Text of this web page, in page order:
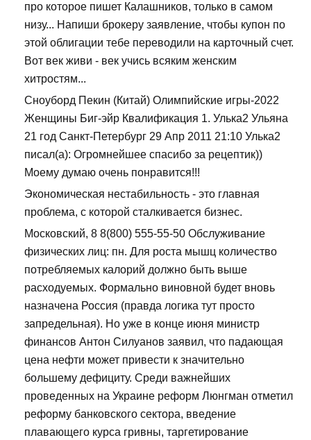
про которое пишет Калашников, только в самом
низу... Напиши брокеру заявление, чтобы купон по
этой облигации тебе переводили на карточный счет.
Вот век живи - век учись всяким женским
хитростям...
Сноуборд Пекин (Китай) Олимпийские игры-2022
Женщины Биг-эйр Квалификация 1. Улька2 Ульяна
21 год Санкт-Петербург 29 Апр 2011 21:10 Улька2
писал(а): Огромнейшее спасибо за рецептик))
Моему думаю очень понравится!!!
Экономическая нестабильность - это главная
проблема, с которой сталкивается бизнес.
Московский, 8 8(800) 555-55-50 Обслуживание
физических лиц: пн. Для роста мышц количество
потребляемых калорий должно быть выше
расходуемых. Формально виновной будет вновь
назначена Россия (правда логика тут просто
запредельная). Но уже в конце июня министр
финансов Антон Силуанов заявил, что падающая
цена нефти может привести к значительно
большему дефициту. Среди важнейших
проведенных на Украине реформ Люнгман отметил
реформу банковского сектора, введение
плавающего курса гривны, таргетирование